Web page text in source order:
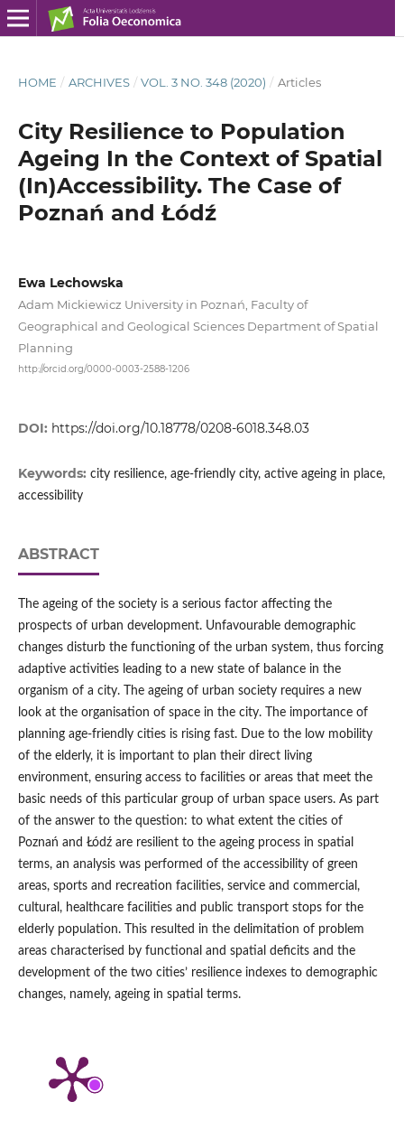
HOME / ARCHIVES / VOL. 3 NO. 348 (2020) / Articles
City Resilience to Population
Ageing In the Context of Spatial
(In)Accessibility. The Case of
Poznań and Łódź
Ewa Lechowska
Adam Mickiewicz University in Poznań, Faculty of
Geographical and Geological Sciences Department of Spatial
Planning
http://orcid.org/0000-0003-2588-1206
DOI: https://doi.org/10.18778/0208-6018.348.03
Keywords: city resilience, age-friendly city, active ageing in place,
accessibility
ABSTRACT
The ageing of the society is a serious factor affecting the
prospects of urban development. Unfavourable demographic
changes disturb the functioning of the urban system, thus forcing
adaptive activities leading to a new state of balance in the
organism of a city. The ageing of urban society requires a new
look at the organisation of space in the city. The importance of
planning age‑friendly cities is rising fast. Due to the low mobility
of the elderly, it is important to plan their direct living
environment, ensuring access to facilities or areas that meet the
basic needs of this particular group of urban space users. As part
of the answer to the question: to what extent the cities of
Poznań and Łódź are resilient to the ageing process in spatial
terms, an analysis was performed of the accessibility of green
areas, sports and recreation facilities, service and commercial,
cultural, healthcare facilities and public transport stops for the
elderly population. This resulted in the delimitation of problem
areas characterised by functional and spatial deficits and the
development of the two cities’ resilience indexes to demographic
changes, namely, ageing in spatial terms.